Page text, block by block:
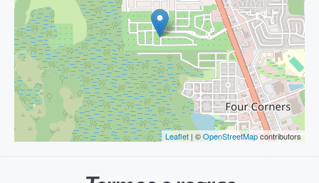
Leaflet | ©OpenStreetMapcontributors